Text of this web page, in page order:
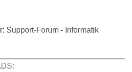
Support-Forum - Informatik